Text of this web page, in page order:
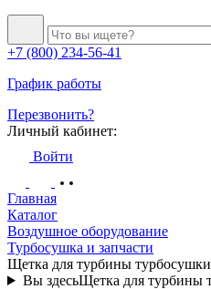
+7 (800) 234-56-41
График работы
Перезвонить?
Личный кабинет:
Войти
Главная
Каталог
Воздушное оборудование
Турбосушка и запчасти
Щетка для турбины
Вы здесьЩетка для турбины